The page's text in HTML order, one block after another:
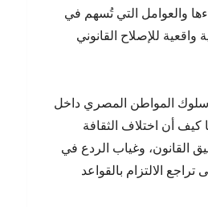
والعوامل التي تُسهم في
للإصلاح القانوني
سلوك المواطن المصري داخل
كيف أن اختلاف الثقافة
القانون، وغياب الردع في
الالتزام بالقواعد